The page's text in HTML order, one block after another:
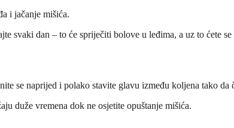
i jačanje mišića.
svaki dan – to će spriječiti bolove u leđima, a uz to ćete
se naprijed i polako stavite glavu između koljena tako da
duže vremena dok ne osjetite opuštanje mišića.